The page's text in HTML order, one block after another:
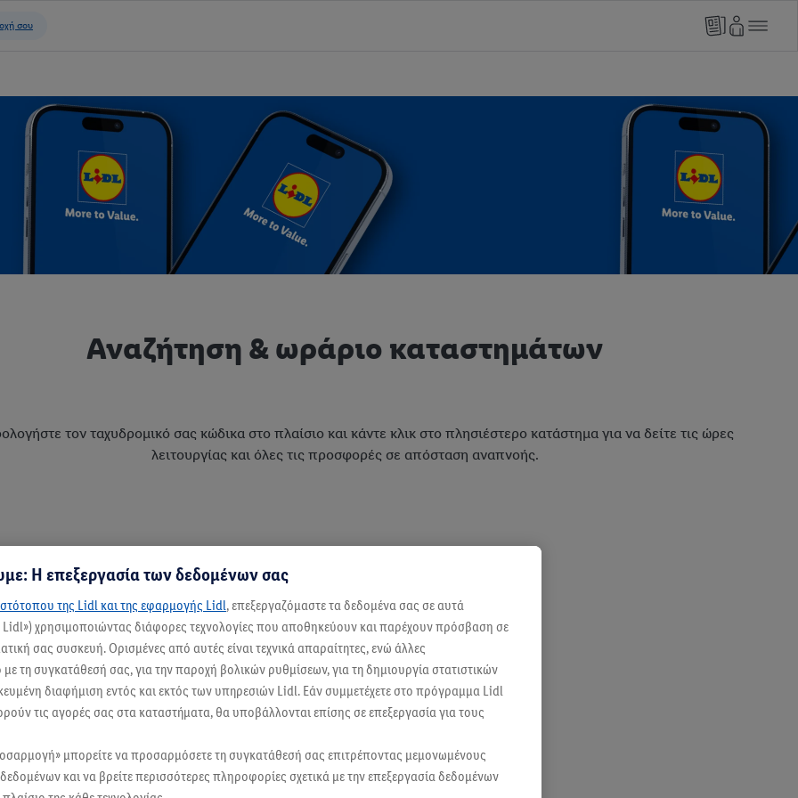
Αναζήτηση & ωράριο καταστημάτων
τον ταχυδρομικό σας κώδικα στο πλαίσιο και κάντε κλικ στο πλησιέστερο κατάστημα για να δείτε τις ώρες
λειτουργίας και όλες τις προσφορές σε απόσταση αναπνοής.
Η επεξεργασία των δεδομένων σας
της Lidl και της εφαρμογής Lidl, επεξεργαζόμαστε τα δεδομένα σας σε αυτά
Lidl») χρησιμοποιώντας διάφορες τεχνολογίες που αποθηκεύουν και παρέχουν πρόσβαση σε
σας συσκευή. Ορισμένες από αυτές είναι τεχνικά απαραίτητες, ενώ άλλες
τη συγκατάθεσή σας, για την παροχή βολικών ρυθμίσεων, για τη δημιουργία στατιστικών
διαφήμιση εντός και εκτός των υπηρεσιών Lidl. Εάν συμμετέχετε στο πρόγραμμα Lidl
τις αγορές σας στα καταστήματα, θα υποβάλλονται επίσης σε επεξεργασία για τους
μπορείτε να προσαρμόσετε τη συγκατάθεσή σας επιτρέποντας μεμονωμένους
και να βρείτε περισσότερες πληροφορίες σχετικά με την επεξεργασία δεδομένων